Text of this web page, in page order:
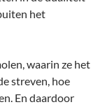
het
waarin ze het
streven, hoe
En daardoor